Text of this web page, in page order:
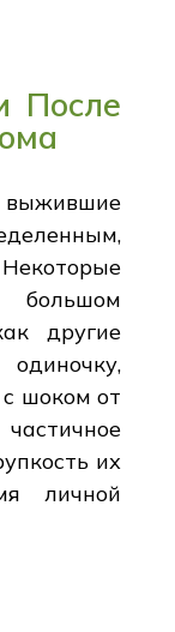
После
выжившие
другие
шоком от
их
личной